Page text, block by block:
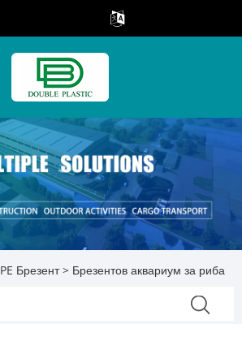
PE Брезент> Брезентов аквариум за риба